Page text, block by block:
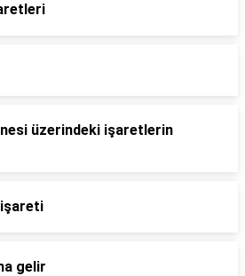
üzerindeki işaretlerin
gelir